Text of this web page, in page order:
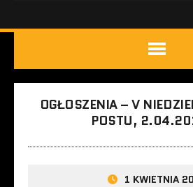
OGŁOSZENIA – V
POSTU,
1 KWIETNIA